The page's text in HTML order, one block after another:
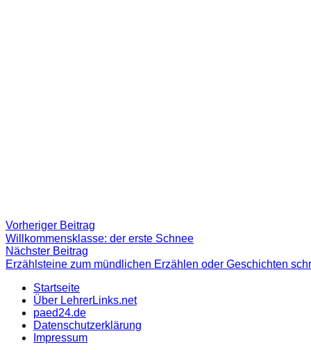
Beitragsnavigation
Vorheriger Beitrag
Beitrag:
Willkommensklasse: der erste Schnee
Nächster Beitrag
Beitrag
Erzählsteine zum mündlichen Erzählen oder Geschichten
Startseite
Über LehrerLinks.net
paed24.de
Datenschutzerklärung
Impressum